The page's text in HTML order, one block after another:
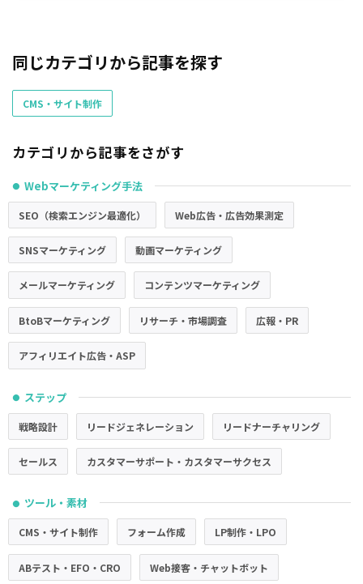
同じカテゴリから記事を探す
CMS・サイト制作
カテゴリから記事をさがす
● Webマーケティング手法
SEO（検索エンジン最適化） Web広告・広告効果測定
SNSマーケティング 動画マーケティング
メールマーケティング コンテンツマーケティング
BtoBマーケティング リサーチ・市場調査 広報・PR
アフィリエイト広告・ASP
● ステップ
戦略設計 リードジェネレーション リードナーチャリング
セールス カスタマーサポート・カスタマーサクセス
● ツール・素材
CMS・サイト制作 フォーム作成 LP制作・LPO
ABテスト・EFO・CRO Web接客・チャットボット